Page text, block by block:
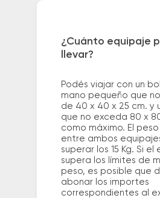
¿Cuánto equipaje
llevar?
Podés viajar con un
mano pequeño que
de 40 x 40 x 25 cm. y
que no exceda 80 x
como máximo. El
entre ambos
superar los 15 Kg. Si el
supera los límites de
peso, es posible que
abonar los importes
correspondientes al